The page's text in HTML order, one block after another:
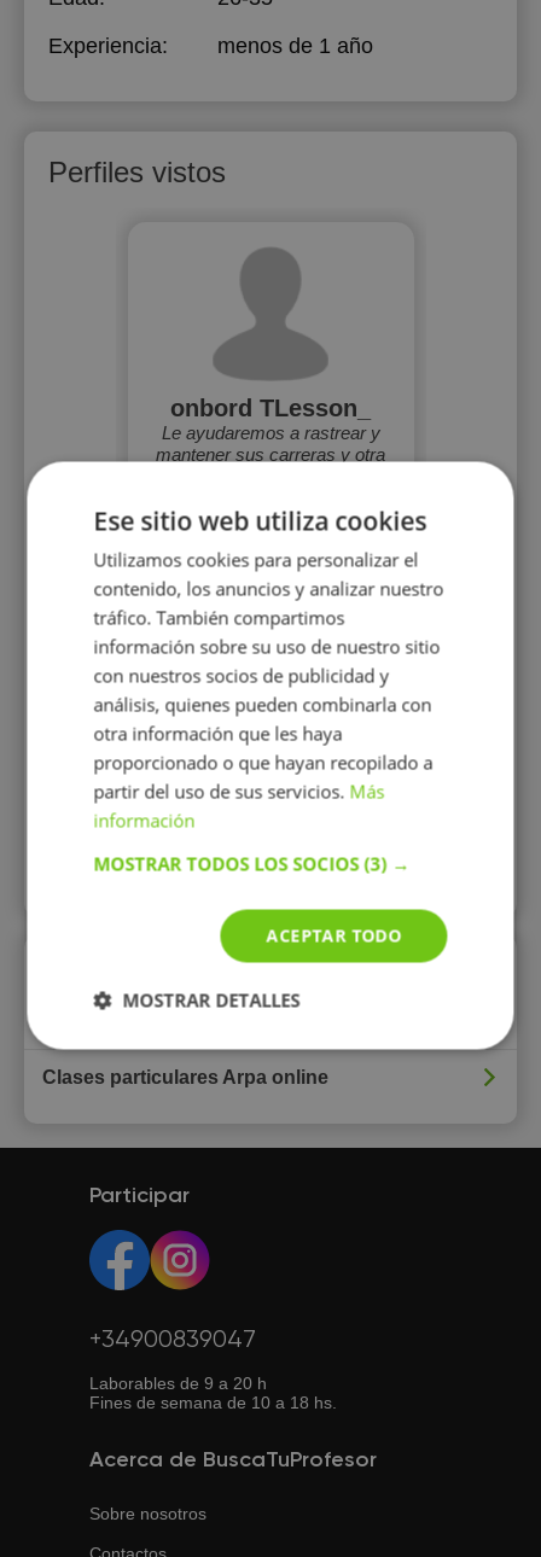
Experiencia:
menos de 1 año
Perfiles vistos
onbord TLesson_
Le ayudaremos a rastrear y
mantener sus carreras y otra
10 €/h
Mostrar perfil
Todos los perfiles
Enlaces rápidos
Clases particulares Arpa online
Participar
+34900839047
Laborables de 9 a 20 h
Fines de semana de 10 a 18 hs.
Acerca de BuscaTuProfesor
Sobre nosotros
Ese sitio web utiliza cookies
Utilizamos cookies para personalizar el
contenido, los anuncios y analizar nuestro
tráfico. También compartimos
información sobre su uso de nuestro sitio
con nuestros socios de publicidad y
análisis, quienes pueden combinarla con
otra información que les haya
proporcionado o que hayan recopilado a
partir del uso de sus servicios. Más
información
MOSTRAR TODOS LOS SOCIOS(3) →
ACEPTAR TODO
MOSTRAR DETALLES